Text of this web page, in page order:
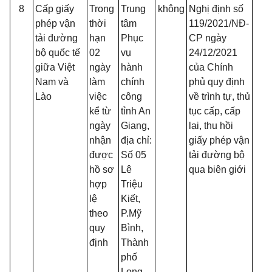
8
Cấp giấy
phép vận
tải đường
bộ quốc tế
giữa Việt
Nam và
Lào
Trong
thời
hạn
02
ngày
làm
việc
kể từ
ngày
nhận
được
hồ sơ
hợp
lệ
theo
quy
định
Trung
tâm
Phục
vụ
hành
chính
công
tỉnh An
Giang,
địa chỉ:
Số 05
Lê
Triệu
Kiết,
P.Mỹ
Bình,
Thành
phố
không Nghị định số
119/2021/NĐ-
CP ngày
24/12/2021
của Chính
phủ quy định
về trình tự, thủ
tục cấp, cấp
lại, thu hồi
giấy phép vận
tải đường bộ
qua biên giới